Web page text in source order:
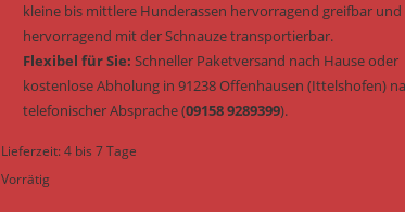
kleine bis mittlere Hunderassen hervorragend greifbar und
hervorragend mit der Schnauze transportierbar.
Flexibel für Sie: Schneller Paketversand nach Hause oder
kostenlose Abholung in 91238 Offenhausen (Ittelshofen)
telefonischer Absprache (09158 9289399).
Lieferzeit:4 bis 7 Tage
Vorrätig